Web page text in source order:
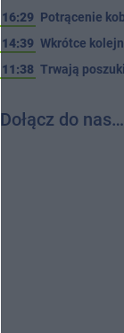
16:29 Potrącenie
14:39 Wkrótce
11:38 Trwają
Dołącz do nas…